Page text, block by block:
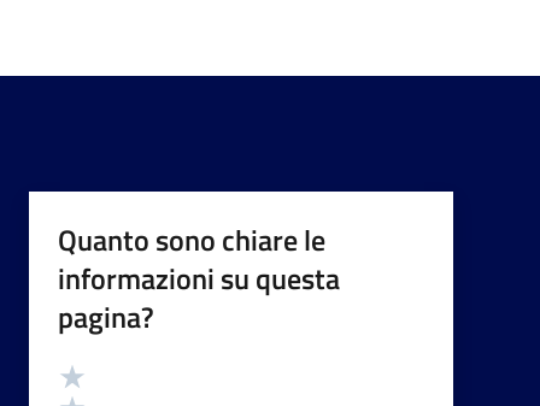
Quanto sono chiare le
informazioni su questa
pagina?
Valutazione